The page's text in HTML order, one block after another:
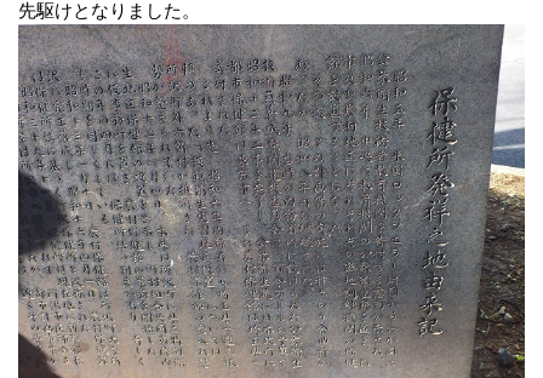
先駆けとなりました。